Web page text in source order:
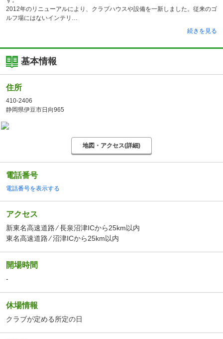
2012年のリニューアルにより、クラブハウスや設備を一新しました。従来のゴ
ルフ場にはないインテリ
続きを見る
基本情報
住所
410-2406
静岡県伊豆市日向965
地図・アクセス(詳細)
電話番号
電話番号を表示する
アクセス
新東名高速道路 ⁄ 長泉沼津ICから25km以内
東名高速道路 ⁄ 沼津ICから25km以内
開場時間
-
休場情報
クラブが定める所定の日